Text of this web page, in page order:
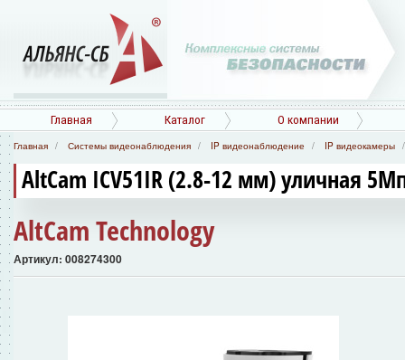
Главная Каталог О компании
Главная Системы видеонаблюдения IP видеонаблюдение IP видеокамеры
AltCam ICV51IR (2.8-12 мм) уличная
AltCam Technology
Артикул: 008274300